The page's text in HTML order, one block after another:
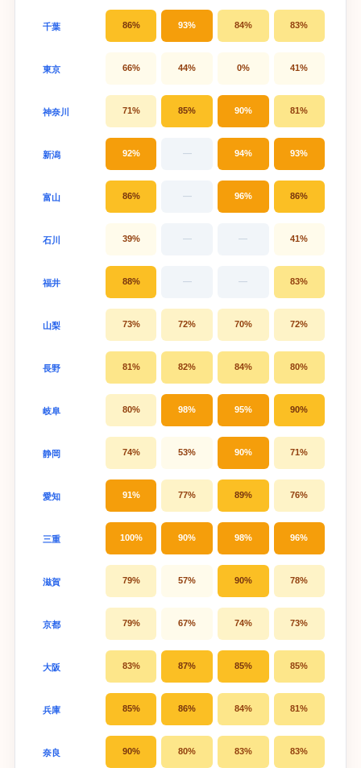
千葉 86% 93% 84% 83%
東京 66% 44% 0% 41%
神奈川 71% 85% 90% 81%
新潟 92% — 94% 93%
富山 86% — 96% 86%
石川 39% — — 41%
福井 88% — — 83%
山梨 73% 72% 70% 72%
長野 81% 82% 84% 80%
岐阜 80% 98% 95% 90%
静岡 74% 53% 90% 71%
愛知 91% 77% 89% 76%
三重 100% 90% 98% 96%
滋賀 79% 57% 90% 78%
京都 79% 67% 74% 73%
大阪 83% 87% 85% 85%
兵庫 85% 86% 84% 81%
奈良 90% 80% 83% 83%